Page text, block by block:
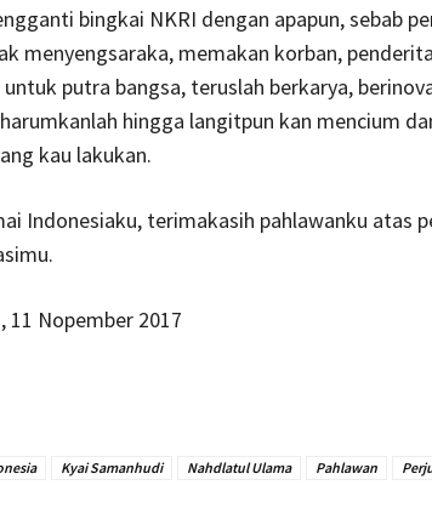
bingkai NKRI dengan apapun, sebab
menyengsaraka, memakan korban,
untuk putra bangsa, teruslah berkarya,
hingga langitpun kan mencium
kau lakukan.
Indonesiaku, terimakasih pahlawanku atas
11 Nopember 2017
Kyai Samanhudi Nahdlatul Ulama Pahlawan